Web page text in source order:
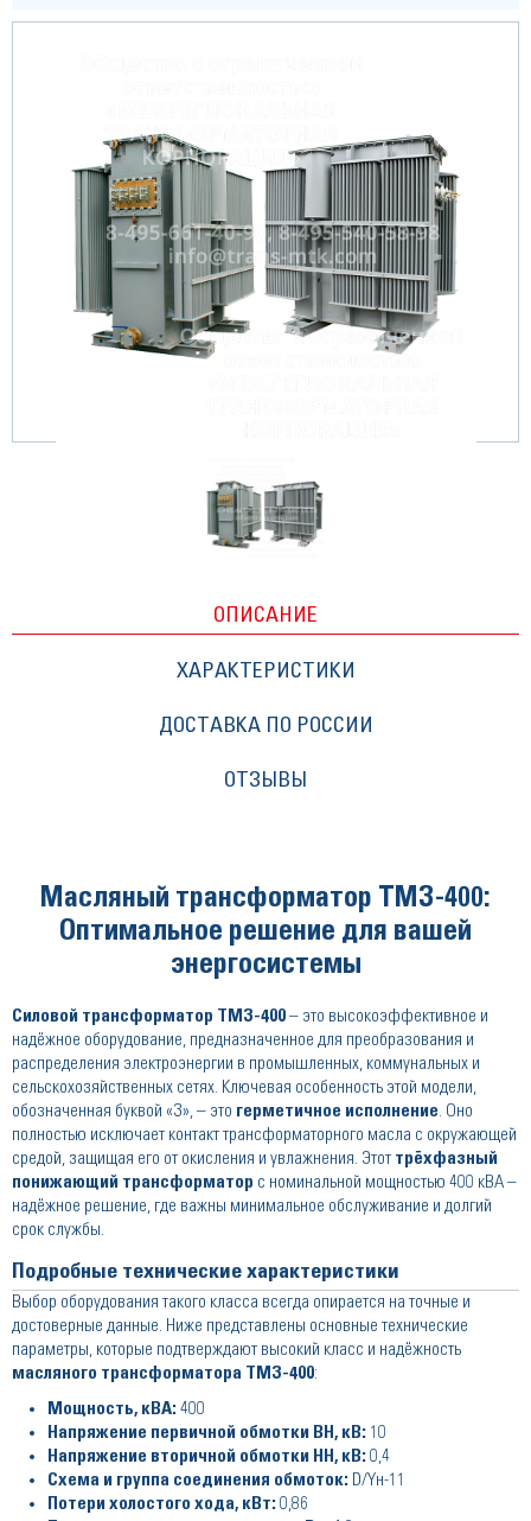
ОПИСАНИЕ
ХАРАКТЕРИСТИКИ
ДОСТАВКА ПО РОССИИ
ОТЗЫВЫ
Масляный трансформатор ТМЗ-400:
Оптимальное решение для вашей
энергосистемы
Силовой трансформатор ТМЗ-400 – это высокоэффективное и
надёжное оборудование, предназначенное для преобразования и
распределения электроэнергии в промышленных, коммунальных и
сельскохозяйственных сетях. Ключевая особенность этой модели,
обозначенная буквой «З», – это герметичное исполнение. Оно
полностью исключает контакт трансформаторного масла с окружающей
средой, защищая его от окисления и увлажнения. Этот трёхфазный
понижающий трансформатор с номинальной мощностью 400 кВА –
надёжное решение, где важны минимальное обслуживание и долгий
срок службы.
Подробные технические характеристики
Выбор оборудования такого класса всегда опирается на точные и
достоверные данные. Ниже представлены основные технические
параметры, которые подтверждают высокий класс и надёжность
масляного трансформатора ТМЗ-400:
Мощность, кВА: 400
Напряжение первичной обмотки ВН, кВ: 10
Напряжение вторичной обмотки НН, кВ: 0,4
Схема и группа соединения обмоток: D/Yн-11
Потери холостого хода, кВт: 0,86